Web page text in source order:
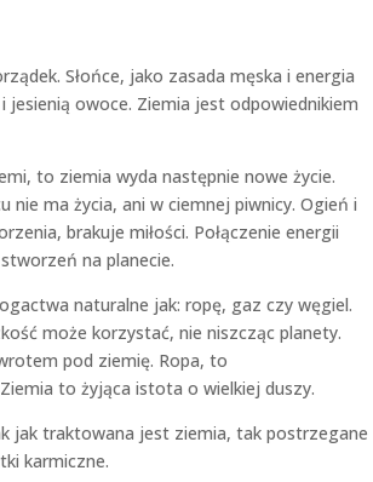
Słońce, jako zasada męska i energia
jesienią owoce. Ziemia jest odpowiednikiem
to ziemia wyda następnie nowe życie.
nie ma życia, ani w ciemnej piwnicy. Ogień i
brakuje miłości. Połączenie energii
na planecie.
naturalne jak: ropę, gaz czy węgiel.
może korzystać, nie niszcząc planety.
pod ziemię. Ropa, to
to żyjąca istota o wielkiej duszy.
jak traktowana jest ziemia, tak postrzegane
karmiczne.